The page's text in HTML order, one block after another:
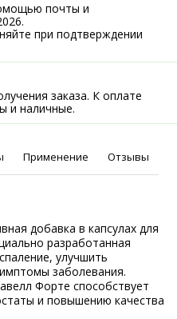
почты и
при подтверждении
заказа. К оплате
и наличные.
Применение Отзывы
добавка в капсулах для
разработанная
улучшить
заболевания.
Форте способствует
и повышению качества